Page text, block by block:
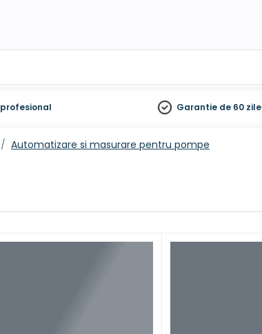
profesional Garantie de 60 zile
Automatizare si masurare pentru pompe